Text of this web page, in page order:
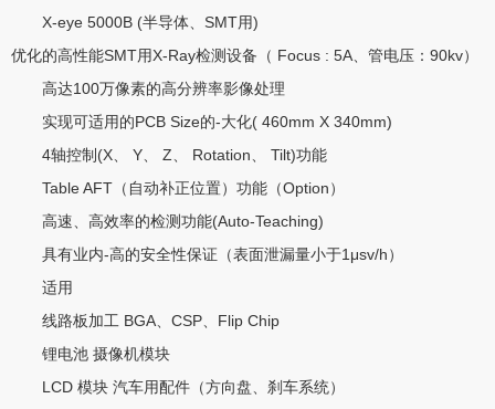
X-eye 5000B (半导体、SMT用)
优化的高性能SMT用X-Ray检测设备（ Focus : 5A、管电压：90kv）
高达100万像素的高分辨率影像处理
实现可适用的PCB Size的-大化( 460mm X 340mm)
4轴控制(X、 Y、 Z、 Rotation、 Tilt)功能
Table AFT（自动补正位置）功能（Option）
高速、高效率的检测功能(Auto-Teaching)
具有业内-高的安全性保证（表面泄漏量小于1μsv/h）
适用
线路板加工 BGA、CSP、Flip Chip
锂电池 摄像机模块
LCD 模块 汽车用配件（方向盘、刹车系统）